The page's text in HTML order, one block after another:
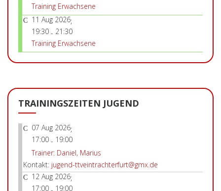
Training Erwachsene
11 Aug 2026;
19:30 - 21:30
Training Erwachsene
TRAININGSZEITEN JUGEND
07 Aug 2026;
17:00 - 19:00
Trainer: Daniel, Marius
Kontakt: jugend-ttveintrachterfurt@gmx.de
12 Aug 2026;
17:00
19:00